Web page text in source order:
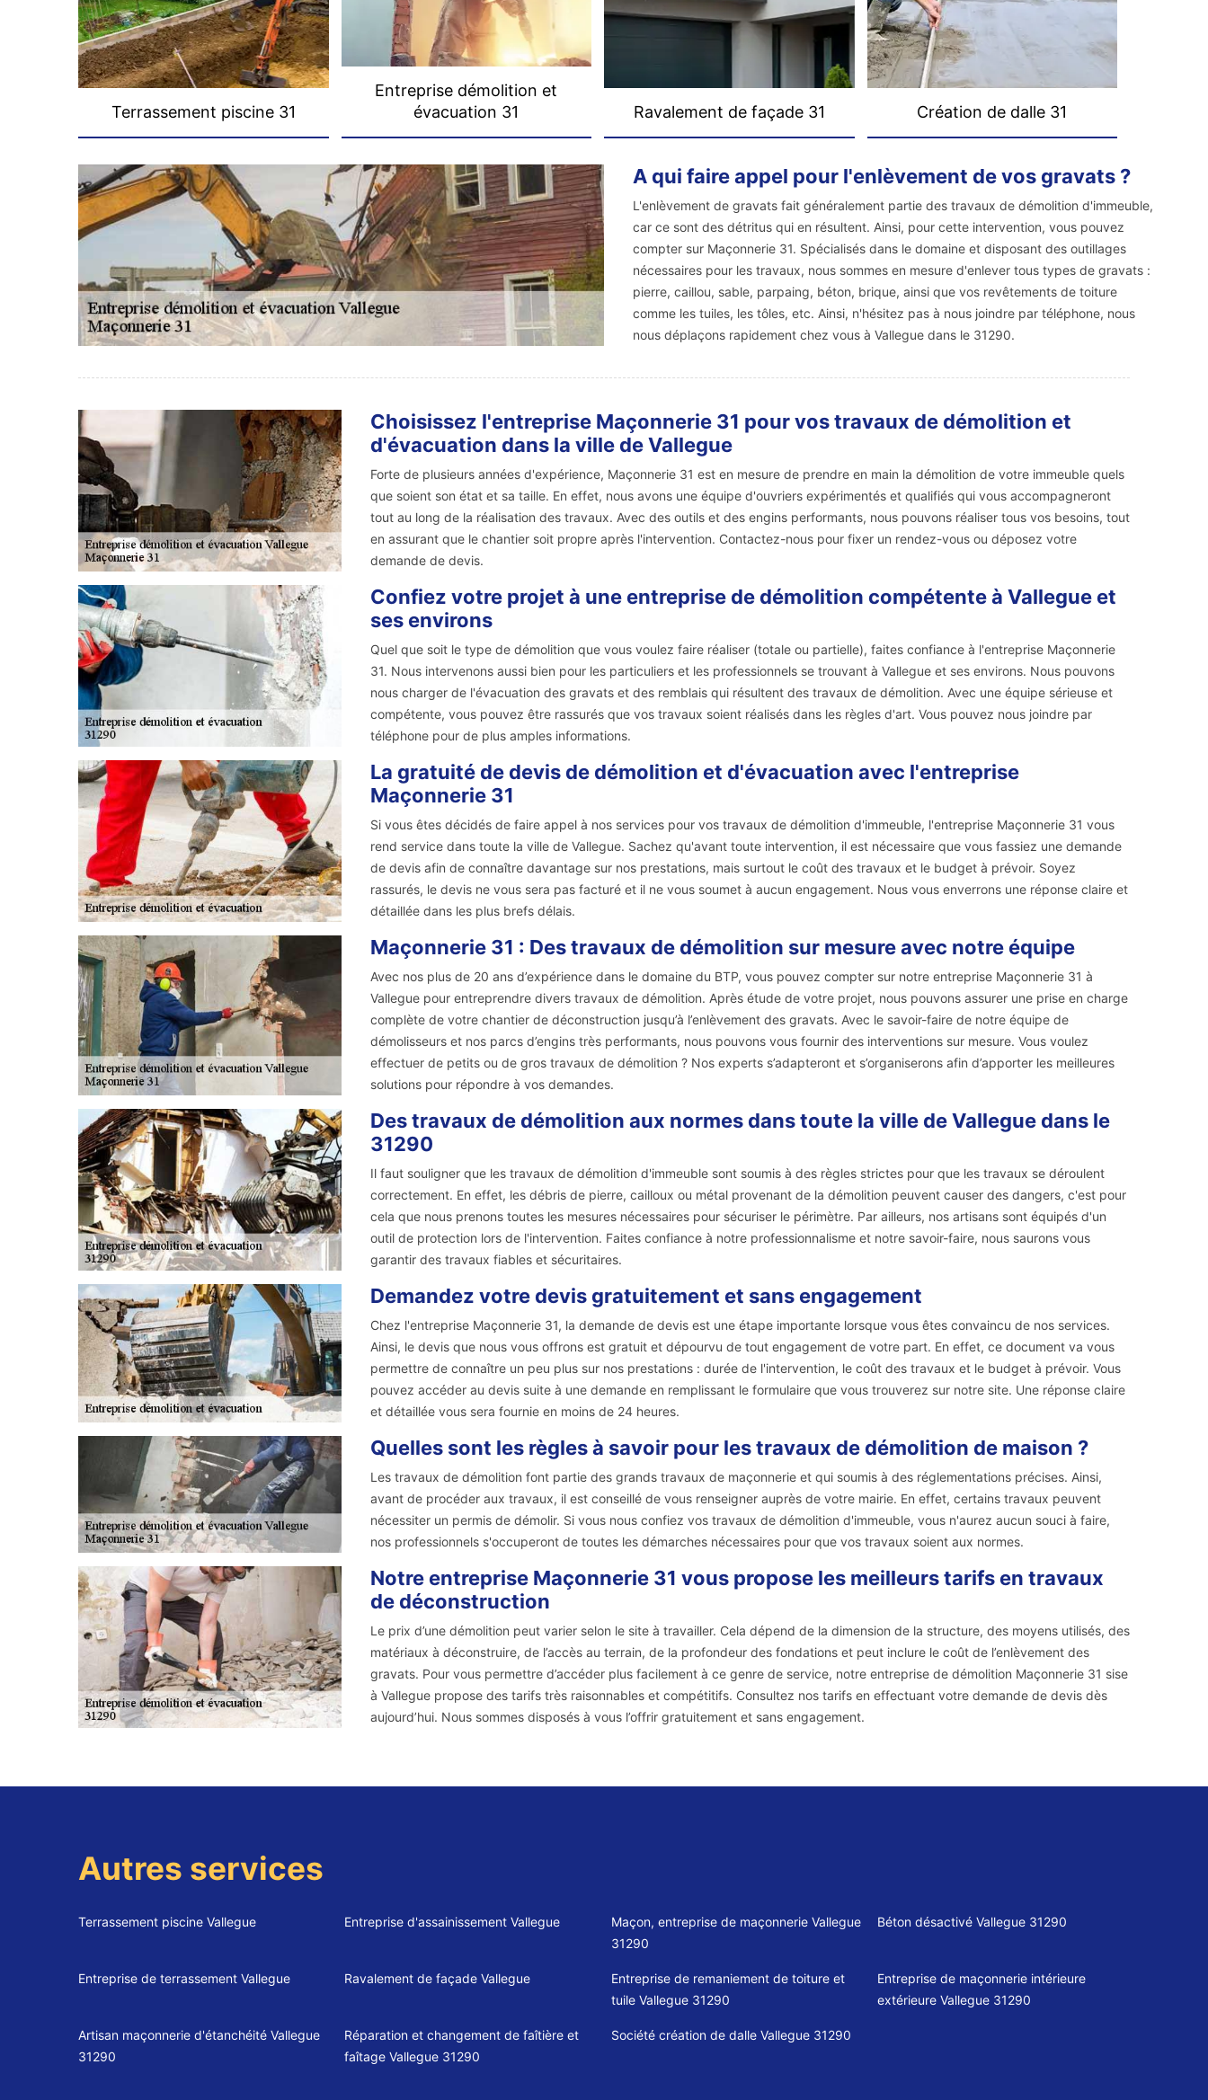
Terrassement piscine 31
Entreprise démolition et
évacuation 31
Ravalement de façade 31 Création de dalle 31
A qui faire appel pour l'enlèvement de vos gravats ?
L'enlèvement de gravats fait généralement partie des travaux de démolition d'immeuble,
car ce sont des détritus qui en résultent. Ainsi, pour cette intervention, vous pouvez
compter sur Maçonnerie 31. Spécialisés dans le domaine et disposant des outillages
nécessaires pour les travaux, nous sommes en mesure d'enlever tous types de gravats :
pierre, caillou, sable, parpaing, béton, brique, ainsi que vos revêtements de toiture
comme les tuiles, les tôles, etc. Ainsi, n'hésitez pas à nous joindre par téléphone, nous
nous déplaçons rapidement chez vous à Vallegue dans le 31290.
Choisissez l'entreprise Maçonnerie 31 pour vos travaux de démolition et
d'évacuation dans la ville de Vallegue
Forte de plusieurs années d'expérience, Maçonnerie 31 est en mesure de prendre en main la démolition de votre immeuble quels
que soient son état et sa taille. En effet, nous avons une équipe d'ouvriers expérimentés et qualifiés qui vous accompagneront
tout au long de la réalisation des travaux. Avec des outils et des engins performants, nous pouvons réaliser tous vos besoins, tout
en assurant que le chantier soit propre après l'intervention. Contactez-nous pour fixer un rendez-vous ou déposez votre
demande de devis.
Confiez votre projet à une entreprise de démolition compétente à Vallegue et
ses environs
Quel que soit le type de démolition que vous voulez faire réaliser (totale ou partielle), faites confiance à l'entreprise Maçonnerie
31. Nous intervenons aussi bien pour les particuliers et les professionnels se trouvant à Vallegue et ses environs. Nous pouvons
nous charger de l'évacuation des gravats et des remblais qui résultent des travaux de démolition. Avec une équipe sérieuse et
compétente, vous pouvez être rassurés que vos travaux soient réalisés dans les règles d'art. Vous pouvez nous joindre par
téléphone pour de plus amples informations.
La gratuité de devis de démolition et d'évacuation avec l'entreprise
Maçonnerie 31
Si vous êtes décidés de faire appel à nos services pour vos travaux de démolition d'immeuble, l'entreprise Maçonnerie 31 vous
rend service dans toute la ville de Vallegue. Sachez qu'avant toute intervention, il est nécessaire que vous fassiez une demande
de devis afin de connaître davantage sur nos prestations, mais surtout le coût des travaux et le budget à prévoir. Soyez
rassurés, le devis ne vous sera pas facturé et il ne vous soumet à aucun engagement. Nous vous enverrons une réponse claire et
détaillée dans les plus brefs délais.
Maçonnerie 31 : Des travaux de démolition sur mesure avec notre équipe
Avec nos plus de 20 ans d’expérience dans le domaine du BTP, vous pouvez compter sur notre entreprise Maçonnerie 31 à
Vallegue pour entreprendre divers travaux de démolition. Après étude de votre projet, nous pouvons assurer une prise en charge
complète de votre chantier de déconstruction jusqu’à l’enlèvement des gravats. Avec le savoir-faire de notre équipe de
démolisseurs et nos parcs d’engins très performants, nous pouvons vous fournir des interventions sur mesure. Vous voulez
effectuer de petits ou de gros travaux de démolition ? Nos experts s’adapteront et s’organiserons afin d’apporter les meilleures
solutions pour répondre à vos demandes.
Des travaux de démolition aux normes dans toute la ville de Vallegue dans le
31290
Il faut souligner que les travaux de démolition d'immeuble sont soumis à des règles strictes pour que les travaux se déroulent
correctement. En effet, les débris de pierre, cailloux ou métal provenant de la démolition peuvent causer des dangers, c'est pour
cela que nous prenons toutes les mesures nécessaires pour sécuriser le périmètre. Par ailleurs, nos artisans sont équipés d'un
outil de protection lors de l'intervention. Faites confiance à notre professionnalisme et notre savoir-faire, nous saurons vous
garantir des travaux fiables et sécuritaires.
Demandez votre devis gratuitement et sans engagement
Chez l'entreprise Maçonnerie 31, la demande de devis est une étape importante lorsque vous êtes convaincu de nos services.
Ainsi, le devis que nous vous offrons est gratuit et dépourvu de tout engagement de votre part. En effet, ce document va vous
permettre de connaître un peu plus sur nos prestations : durée de l'intervention, le coût des travaux et le budget à prévoir. Vous
pouvez accéder au devis suite à une demande en remplissant le formulaire que vous trouverez sur notre site. Une réponse claire
et détaillée vous sera fournie en moins de 24 heures.
Quelles sont les règles à savoir pour les travaux de démolition de maison ?
Les travaux de démolition font partie des grands travaux de maçonnerie et qui soumis à des réglementations précises. Ainsi,
avant de procéder aux travaux, il est conseillé de vous renseigner auprès de votre mairie. En effet, certains travaux peuvent
nécessiter un permis de démolir. Si vous nous confiez vos travaux de démolition d'immeuble, vous n'aurez aucun souci à faire,
nos professionnels s'occuperont de toutes les démarches nécessaires pour que vos travaux soient aux normes.
Notre entreprise Maçonnerie 31 vous propose les meilleurs tarifs en travaux
de déconstruction
Le prix d’une démolition peut varier selon le site à travailler. Cela dépend de la dimension de la structure, des moyens utilisés, des
matériaux à déconstruire, de l’accès au terrain, de la profondeur des fondations et peut inclure le coût de l’enlèvement des
gravats. Pour vous permettre d’accéder plus facilement à ce genre de service, notre entreprise de démolition Maçonnerie 31 sise
à Vallegue propose des tarifs très raisonnables et compétitifs. Consultez nos tarifs en effectuant votre demande de devis dès
aujourd’hui. Nous sommes disposés à vous l’offrir gratuitement et sans engagement.
Autres services
Terrassement piscine Vallegue Entreprise d'assainissement Vallegue
Maçon, entreprise de maçonnerie Vallegue
31290
Béton désactivé Vallegue 31290
Entreprise de terrassement Vallegue Ravalement de façade Vallegue
Entreprise de remaniement de toiture et
tuile Vallegue 31290
Entreprise de maçonnerie intérieure
extérieure Vallegue 31290
Artisan maçonnerie d'étanchéité Vallegue
31290
Réparation et changement de faîtière et
faîtage Vallegue 31290
Société création de dalle Vallegue 31290